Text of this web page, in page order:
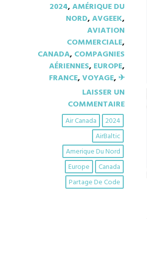
2024,AMÉRIQUE DU
NORD,AVGEEK,
AVIATION
COMMERCIALE,
CANADA, COMPAGNIES
AÉRIENNES, EUROPE,
FRANCE,VOYAGE, ✈︎
LAISSER UN
COMMENTAIRE
2024
Air Canada
AirBaltic
Amerique Du Nord
Canada
Europe
Partage De Code